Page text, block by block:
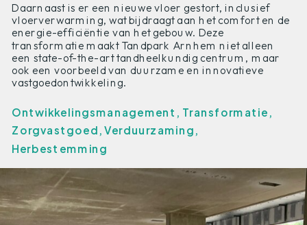
Daarnaast is er een nieuwe vloer gestort, inclusief
vloerverwarming, wat bijdraagt aan het comfort en de
energie-efficiëntie van het gebouw. Deze
transformatie maakt Tandpark Arnhem niet alleen
een state-of-the-art tandheelkundig centrum, maar
ook een voorbeeld van duurzame en innovatieve
vastgoedontwikkeling.
Ontwikkelingsmanagement, Transformatie,
Zorgvastgoed, Verduurzaming,
Herbestemming